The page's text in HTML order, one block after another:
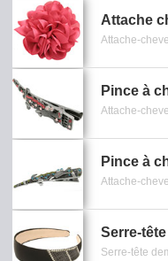
Attache
Serre-